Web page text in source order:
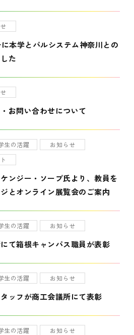
本学とパルシステム神奈川との
た
お問い合わせについて
生の活躍
お知らせ
ンジー・ソープ氏より、教員を
とオンライン展覧会のご案内
生の活躍 お知らせ
て箱根キャンパス職員が表彰
生の活躍 お知らせ
ッフが商工会議所にて表彰
生の活躍 お知らせ